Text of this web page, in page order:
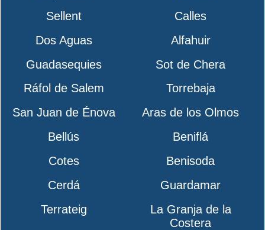
Sellent
Calles
Dos Aguas
Alfahuir
Guadasequies
Sot de Chera
Ráfol de Salem
Torrebaja
San Juan de Énova
Aras de los Olmos
Bellús
Beniflá
Cotes
Benisoda
Cerdá
Guardamar
Terrateig
La Granja de la
Costera